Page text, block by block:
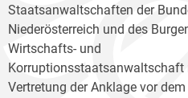
Staatsanwaltschaften der
Niederösterreich und des
Wirtschafts- und
Korruptionsstaatsanwaltschaft
Vertretung der Anklage vor